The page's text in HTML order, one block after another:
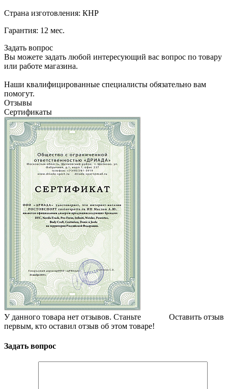
Страна изготовления: КНР
Гарантия: 12 мес.
Задать вопрос
Вы можете задать любой интересующий вас вопрос по товару
или работе магазина.
Наши квалифицированные специалисты обязательно вам
помогут.
Отзывы
Сертификаты
Оставить отзыв
У данного товара нет отзывов. Станьте
первым, кто оставил отзыв об этом товаре!
Задать вопрос